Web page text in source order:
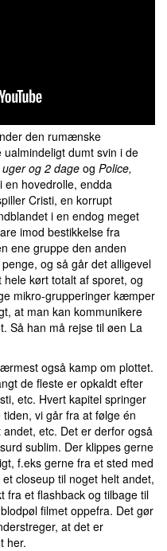
den rumænske
dumt svin i de
og 2 dage og Police,
en hovedrolle, endda
Cristi, en korrupt
i en endog meget
imod bestikkelse fra
ene gruppe den anden
og så går det alligevel
kørt totalt af sporet, og
mikro-grupperinger kæmper
at man kan kommunikere
Så han må rejse til øen La
også kamp om plottet.
de fleste er opkaldt efter
etc. Hvert kapitel springer
vi går fra at følge én
etc. Det er derfor også
sublim. Der klippes gerne
f.eks gerne fra et sted med
closeup til noget helt andet,
fra et flashback og tilbage til
filmet oppefra. Det gør
at det er
her.